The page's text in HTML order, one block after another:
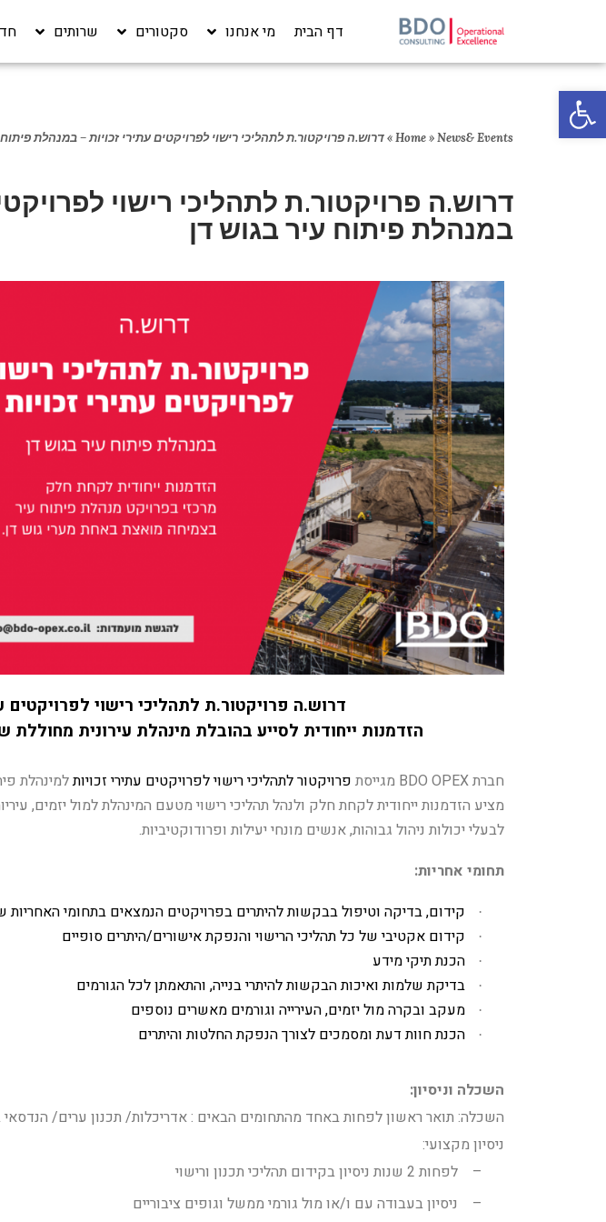
פתח סרגל נגישות
דף הבית מי אנחנו סקטורים שרותים
Home»News& Events
»דרוש.ה פרויקטור.ת לתהליכי רישוי לפרויקטים עתירי זכויות – במנהלת
דרוש.ה פרויקטור.ת לתהליכי רישוי
במנהלת פיתוח עיר בגוש דן
דרוש.ה פרויקטור.ת לתהליכי רישוי לפרויקטים
הזדמנות ייחודית לסייע בהובלת מינהלת עירונית מחוללת
חברתBDO OPEX מגייסת פרויקטור לתהליכי רישוי לפרויקטים עתירי זכויותלמינהלת
מציע הזדמנות ייחודית לקחת חלק ולנהל תהליכי רישוי מטעם המינהלת למול יזמים,
לבעלי יכולות ניהול גבוהות, אנשים מונחי יעילות ופרודוקטיביות.
תחומי אחריות:
· קידום, בדיקה וטיפול בבקשות להיתרים בפרויקטים הנמצאים בתחומי האחריות
· קידום אקטיבי של כל תהליכי הרישוי והנפקת אישורים/היתרים סופיים
· הכנת תיקי מידע
· בדיקת שלמות ואיכות הבקשות להיתרי בנייה, והתאמתן לכל הגורמים
· מעקב ובקרה מול יזמים, העירייה וגורמים מאשרים נוספים
· הכנת חוות דעת ומסמכים לצורך הנפקת החלטות והיתרים
השכלה וניסיון:
השכלה: תואר ראשון לפחות באחד מהתחומים הבאים :אדריכלות/ תכנון ערים/ הנדסאי
ניסיון מקצועי:
–
לפחות 2 שנות ניסיון בקידום תהליכי תכנון ורישוי
–
ניסיון בעבודה עם ו/או מול גורמי ממשל וגופים ציבוריים